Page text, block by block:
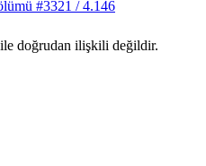
#3321 / 4.146
doğrudan ilişkili değildir.